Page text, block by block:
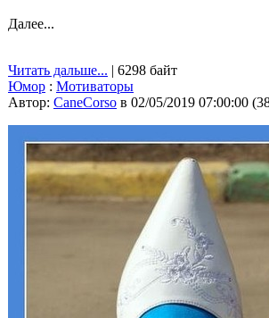
Далее...
Читать дальше... | 6298 байт
Юмор : Мотиваторы
Автор: CaneCorso в 02/05/2019 07:00:00 (